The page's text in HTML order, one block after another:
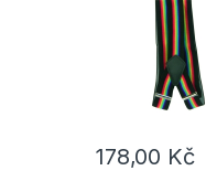
178,00 Kč